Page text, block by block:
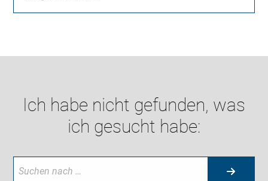
Ich habe nicht gefunden, was
ich gesucht habe: